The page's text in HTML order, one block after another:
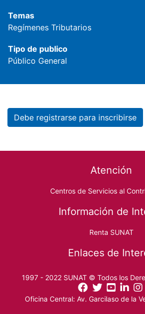
Temas
Regímenes Tributarios
Tipo de publico
Público General
Debe registrarse para inscribirse
Atención
Centros de Servicios al
Información de
Renta SUNAT
Enlaces de
1997 - 2022 SUNAT © Todos los
Oficina Central: Av. Garcilaso de la